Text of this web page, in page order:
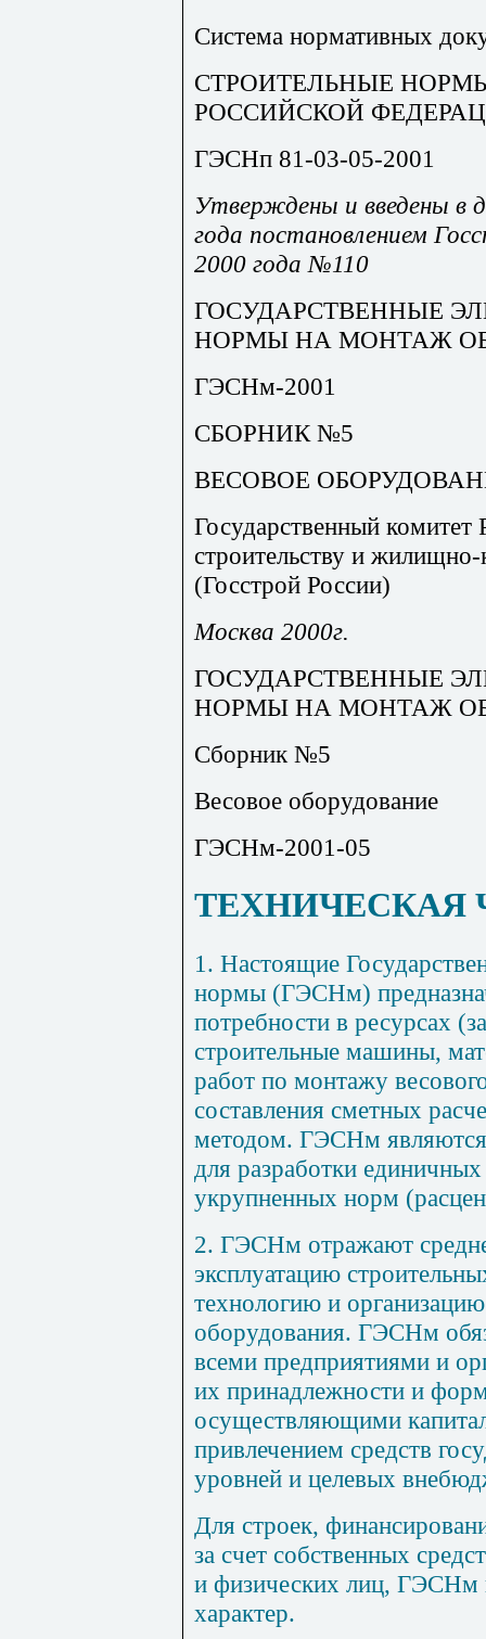
Система нормативных
СТРОИТЕЛЬНЫЕ
РОССИЙСКОЙ
ГЭСНп 81-03-05-2001
Утверждены и введены в
года постановлением
2000 года №110
ГОСУДАРСТВЕННЫЕ
НОРМЫ НА МОНТАЖ
ГЭСНм-2001
СБОРНИК №5
ВЕСОВОЕ
Государственный
строительству и
(Госстрой России)
Москва 2000г.
ГОСУДАРСТВЕННЫЕ
НОРМЫ НА МОНТАЖ
Сборник №5
Весовое оборудование
ГЭСНм-2001-05
ТЕХНИЧЕСКАЯ
1. Настоящие
нормы (ГЭСНм)
потребности в ресурсах
строительные машины,
работ по монтажу
составления сметных
методом. ГЭСНм
для разработки
укрупненных норм
2. ГЭСНм отражают
эксплуатацию
технологию и
оборудования. ГЭСНм
всеми предприятиями и
их принадлежности и
осуществляющими
привлечением средств
уровней и целевых
Для строек,
за счет собственных
и физических лиц, ГЭСНм
характер.